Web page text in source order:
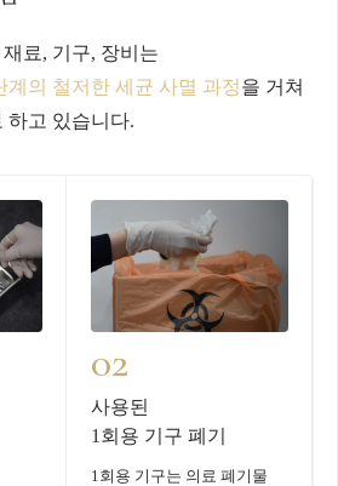
료, 기구, 장비는
계의 철저한 세균 사멸 과정을 거쳐
하고 있습니다.
02
사용된
1회용 기구 폐기
1회용 기구는 의료 폐기물